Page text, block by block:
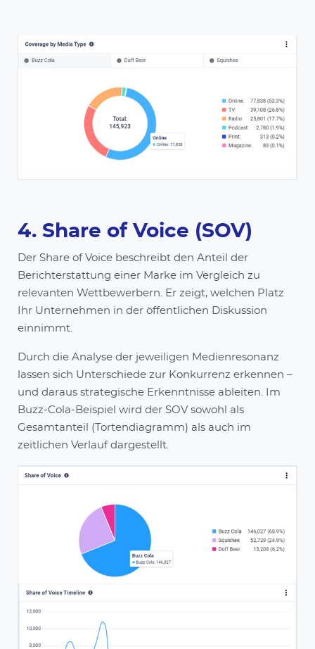
4. Share of Voice (SOV)
Der Share of Voice beschreibt den Anteil der
Berichterstattung einer Marke im Vergleich zu
relevanten Wettbewerbern. Er zeigt, welchen Platz
Ihr Unternehmen in der öffentlichen Diskussion
einnimmt.
Durch die Analyse der jeweiligen Medienresonanz
lassen sich Unterschiede zur Konkurrenz erkennen –
und daraus strategische Erkenntnisse ableiten. Im
Buzz-Cola-Beispiel wird der SOV sowohl als
Gesamtanteil (Tortendiagramm) als auch im
zeitlichen Verlauf dargestellt.